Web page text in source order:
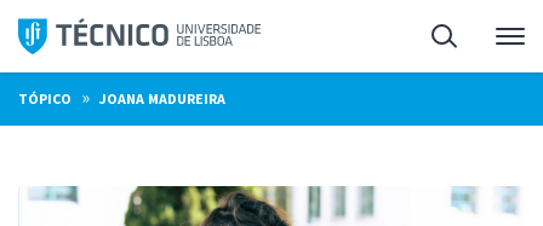
Saltar
para
o
conteúdo
Pesquisa
TÓPICO » JOANA MADUREIRA